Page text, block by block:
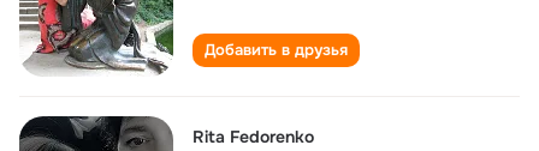
Добавить в друзья
Rita Fedorenko